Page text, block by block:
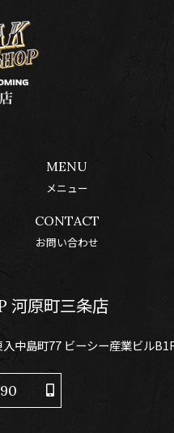
MENU
メニュー
CONTACT
お問い合わせ
河原町三条店
中島町77 ビーシー産業ビル